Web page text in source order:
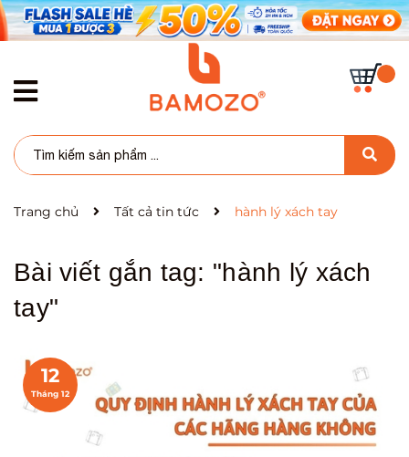
Trang chủ Tất cả tin tức hành lý xách tay
Bài viết gắn tag: "hành lý xách
tay"
12
Tháng 12